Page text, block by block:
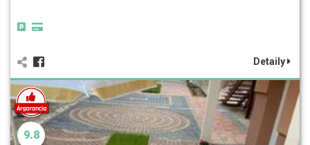
Detaily
9.8